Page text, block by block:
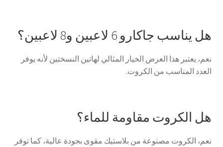
هل يناسب جاكارو 6 لاعبين و8 لاعبين؟
نعم، يعتبر هذا العرض الخيار المثالي لهاتين النسختين لأنه يوفر
العدد المناسب من الكروت.
هل الكروت مقاومة للماء؟
نعم، الكروت مصنوعة من بلاستيك مقوى بجودة عالية، كما توفر